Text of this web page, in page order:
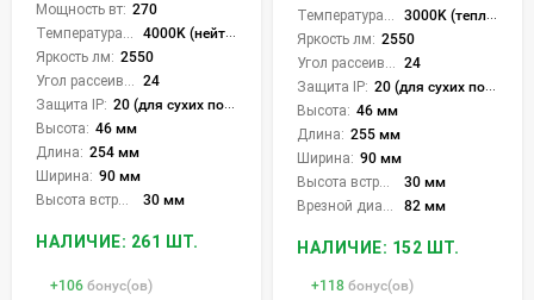
Мощность вт: 270
4000K (нейтральный)
Яркость лм: 2550
24
Защита IP: 20 (для сухих пом.)
Высота: 46 мм
Длина: 254 мм
Ширина: 90 мм
30 мм
НАЛИЧИЕ: 261 ШТ.
+106 бонус(ов)
3000K (теплый)
Яркость лм: 2550
24
Защита IP: 20 (для сухих пом.)
Высота: 46 мм
Длина: 255 мм
Ширина: 90 мм
30 мм
82 мм
НАЛИЧИЕ: 152 ШТ.
+118 бонус(ов)